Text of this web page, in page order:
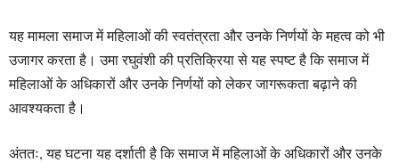
यह मामला समाज में महिलाओं की स्वतंत्रता और उनके निर्णयों के महत्व को भी
उजागर करता है। उमा रघुवंशी की प्रतिक्रिया से यह स्पष्ट है कि समाज में
महिलाओं के अधिकारों और उनके निर्णयों को लेकर जागरूकता बढ़ाने की
आवश्यकता है।
अंततः, यह घटना यह दर्शाती है कि समाज में महिलाओं के अधिकारों और उनके